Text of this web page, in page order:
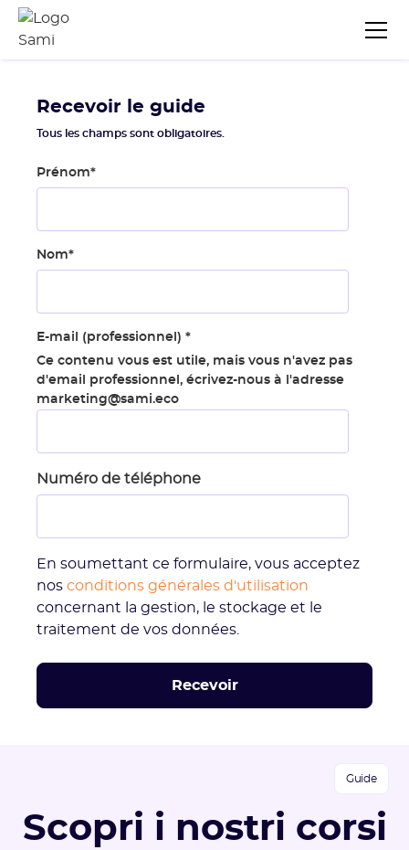
Guide
Scopri i nostri corsi
Recevoir le guide
Tous les champs sont obligatoires.
Prénom*
Nom*
E-mail (professionnel) *
Ce contenu vous est utile, mais vous n'avez pas
d'email professionnel, écrivez-nous à l'adresse
marketing@sami.eco
Numéro de téléphone
En soumettant ce formulaire, vous acceptez
nos conditions générales d'utilisation
concernant la gestion, le stockage et le
traitement de vos données.